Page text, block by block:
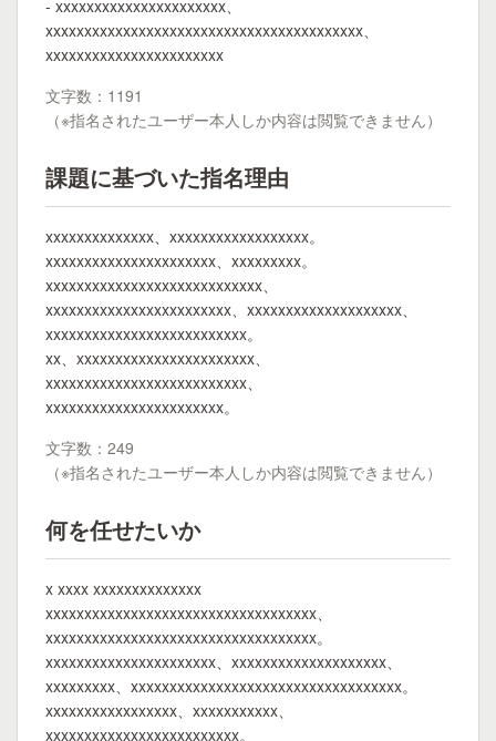
- xxxxxxxxxxxxxxxxxxxxxx、
xxxxxxxxxxxxxxxxxxxxxxxxxxxxxxxxxxxxxxxxx、
xxxxxxxxxxxxxxxxxxxxxxx
文字数：1191
（※指名されたユーザー本人しか内容は閲覧できません）
課題に基づいた指名理由
xxxxxxxxxxxxxx、xxxxxxxxxxxxxxxxxx。
xxxxxxxxxxxxxxxxxxxxxx、xxxxxxxxx。
xxxxxxxxxxxxxxxxxxxxxxxxxxxx、
xxxxxxxxxxxxxxxxxxxxxxxx、xxxxxxxxxxxxxxxxxxxx、
xxxxxxxxxxxxxxxxxxxxxxxxxx。
xx、xxxxxxxxxxxxxxxxxxxxxxx、
xxxxxxxxxxxxxxxxxxxxxxxxxx、
xxxxxxxxxxxxxxxxxxxxxxx。
文字数：249
（※指名されたユーザー本人しか内容は閲覧できません）
何を任せたいか
x xxxx xxxxxxxxxxxxxx
xxxxxxxxxxxxxxxxxxxxxxxxxxxxxxxxxxx、
xxxxxxxxxxxxxxxxxxxxxxxxxxxxxxxxxxx。
xxxxxxxxxxxxxxxxxxxxxx、xxxxxxxxxxxxxxxxxxxx、
xxxxxxxxx、xxxxxxxxxxxxxxxxxxxxxxxxxxxxxxxxxxx。
xxxxxxxxxxxxxxxxx、xxxxxxxxxxx、
xxxxxxxxxxxxxxxxxxxxxxxxx。